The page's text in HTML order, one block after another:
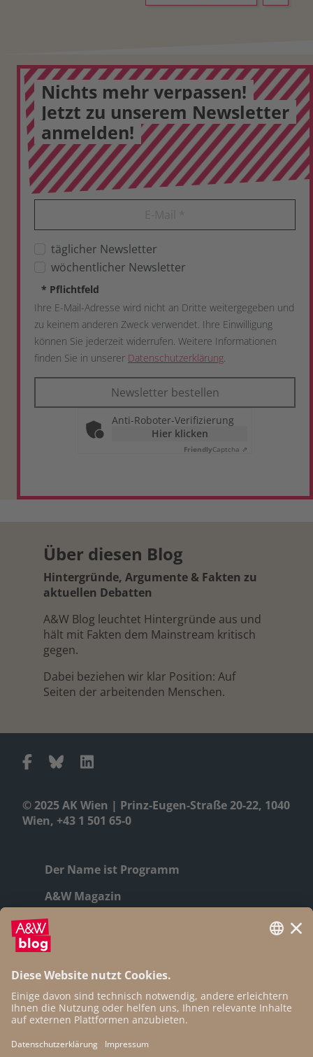
Nichts mehr verpassen!
Jetzt zu unserem Newsletter
anmelden!
täglicher Newsletter
wöchentlicher Newsletter
* Pflichtfeld
Ihre E-Mail-Adresse wird nicht an Dritte weitergegeben und
zu keinem anderen Zweck verwendet. Ihre Einwilligung
können Sie jederzeit widerrufen. Weitere Informationen
finden Sie in unserer Datenschutzerklärung.
Newsletter bestellen
Anti-Roboter-Verifizierung
Hier klicken
FriendlyCaptcha ⇗
© 2025 AK Wien | Prinz-Eugen-Straße 20-22, 1040
Wien, +43 1 501 65-0
Der Name ist Programm
A&W Magazin
Geschichte
Autor:innen
Newsletter
Open Access
Über diesen Blog
Hintergründe, Argumente & Fakten zu
aktuellen Debatten
A&W Blog leuchtet Hintergründe aus und
hält mit Fakten dem Mainstream kritisch
gegen.
Dabei beziehen wir klar Position: Auf
Seiten der arbeitenden Menschen.